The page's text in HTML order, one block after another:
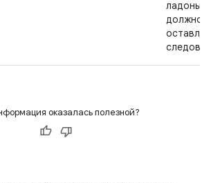
ладонью
должно
следов.
оказалась полезной?